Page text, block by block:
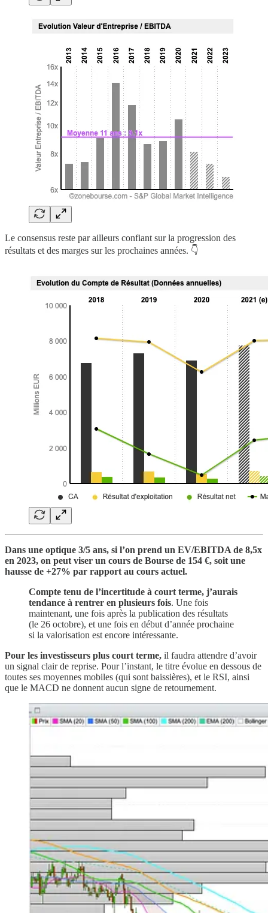
Le consensus reste par ailleurs confiant sur la progression des
résultats et des marges sur les prochaines années. 👇
Dans une optique 3/5 ans, si l’on prend un EV/EBITDA de 8,5x
en 2023, on peut viser un cours de Bourse de 154 €, soit une
hausse de +27% par rapport au cours actuel.
Compte tenu de l’incertitude à court terme, j’aurais
tendance à rentrer en plusieurs fois. Une fois
maintenant, une fois après la publication des résultats
(le 26 octobre), et une fois en début d’année prochaine
si la valorisation est encore intéressante.
Pour les investisseurs plus court terme, il faudra attendre d’avoir
un signal clair de reprise. Pour l’instant, le titre évolue en dessous de
toutes ses moyennes mobiles (qui sont baissières), et le RSI, ainsi
que le MACD ne donnent aucun signe de retournement.